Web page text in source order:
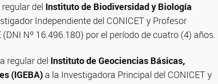
del Instituto de Biodiversidad y Biología
Independiente del CONICET y Profesor
(DNI Nº 16.496.180) por el período de cuatro (4) años.
regular del Instituto de Geociencias Básicas,
(IGEBA) a la Investigadora Principal del CONICET y